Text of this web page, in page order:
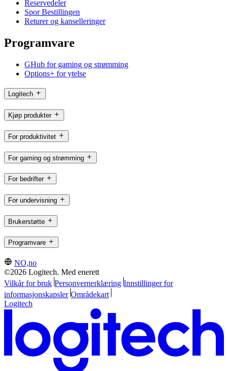
Reservedeler
Spor Bestillingen
Returer og kanselleringer
Programvare
GHub for gaming og strømming
Options+ for ytelse
Logitech
Kjøp produkter
For produktivitet
For gaming og strømming
For bedrifter
For undervisning
Brukerstøtte
Programvare
NO,no
©2026 Logitech. Med enerett
Vilkår for bruk Personvernerklæring Innstillinger for
informasjonskapsler Områdekart
Logitech